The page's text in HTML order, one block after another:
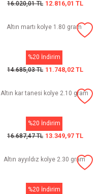
16.020,01 TL 12.816,01 TL
Altın martı kolye 1.80 gram
%20 İndirim
14.685,03 TL 11.748,02 TL
Altın kar tanesi kolye 2.10 gram
%20 İndirim
16.687,47 TL 13.349,97 TL
Altın ayyıldız kolye 2.30 gram
%20 İndirim